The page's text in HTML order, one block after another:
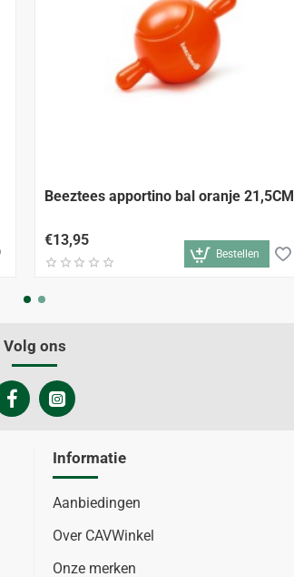
Beeztees apportino bal oranje 21,5CM
€13,95
Bestellen
Volg ons
Informatie
Aanbiedingen
Over CAVWinkel
Onze merken